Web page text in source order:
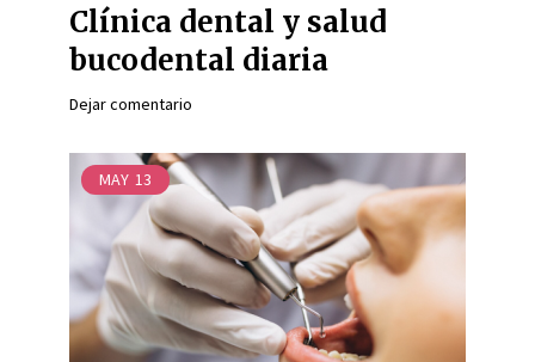
Clínica dental y salud
bucodental diaria
Dejar comentario
MAY 13